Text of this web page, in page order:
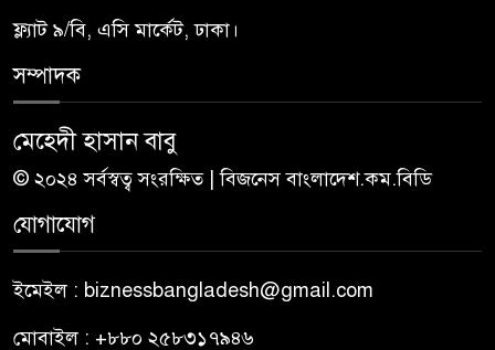
ফ্ল্যাট ৯/বি, এসি মার্কেট, ঢাকা।
সম্পাদক
মেহেদী হাসান বাবু
© ২০২৪ সর্বস্বত্ব সংরক্ষিত | বিজনেস বাংলাদেশ.কম.বিডি
যোগাযোগ
ইমেইল : biznessbangladesh@gmail.com
মোবাইল : +৮৮০ ২৫৮৩১৭৯৪৬